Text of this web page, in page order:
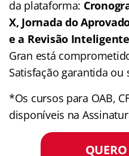
da plataforma:
X, Jornada do
e a Revisão Inteligente
Gran está
Satisfação garantida
*Os cursos para OAB,
disponíveis na